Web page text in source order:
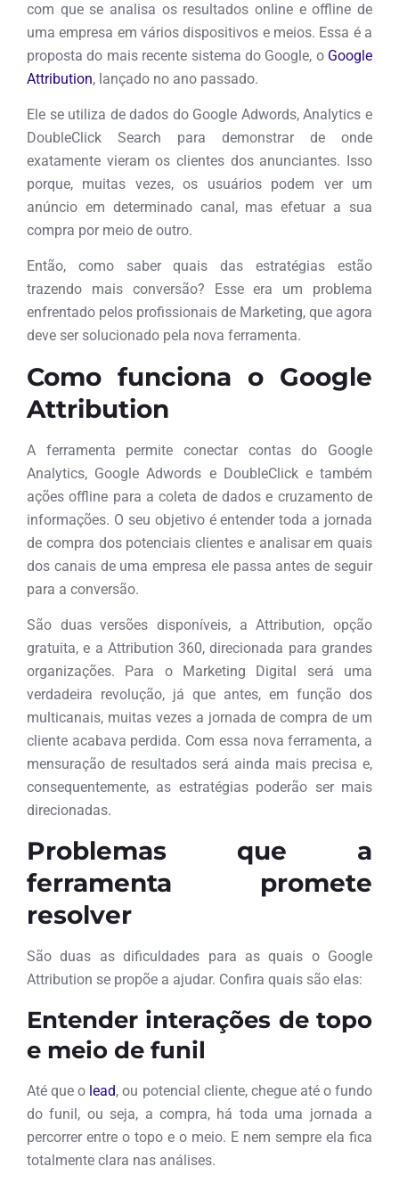
com que se analisa os resultados online e offline de
uma empresa em vários dispositivos e meios. Essa é a
proposta do mais recente sistema do Google, o Google
Attribution, lançado no ano passado.
Ele se utiliza de dados do Google Adwords, Analytics e
DoubleClick Search para demonstrar de onde
exatamente vieram os clientes dos anunciantes. Isso
porque, muitas vezes, os usuários podem ver um
anúncio em determinado canal, mas efetuar a sua
compra por meio de outro.
Então, como saber quais das estratégias estão
trazendo mais conversão? Esse era um problema
enfrentado pelos profissionais de Marketing, que agora
deve ser solucionado pela nova ferramenta.
Como funciona o Google
Attribution
A ferramenta permite conectar contas do Google
Analytics, Google Adwords e DoubleClick e também
ações offline para a coleta de dados e cruzamento de
informações. O seu objetivo é entender toda a jornada
de compra dos potenciais clientes e analisar em quais
dos canais de uma empresa ele passa antes de seguir
para a conversão.
São duas versões disponíveis, a Attribution, opção
gratuita, e a Attribution 360, direcionada para grandes
organizações. Para o Marketing Digital será uma
verdadeira revolução, já que antes, em função dos
multicanais, muitas vezes a jornada de compra de um
cliente acabava perdida. Com essa nova ferramenta, a
mensuração de resultados será ainda mais precisa e,
consequentemente, as estratégias poderão ser mais
direcionadas.
Problemas que a
ferramenta promete
resolver
São duas as dificuldades para as quais o Google
Attribution se propõe a ajudar. Confira quais são elas:
Entender interações de topo
e meio de funil
Até que o lead, ou potencial cliente, chegue até o fundo
do funil, ou seja, a compra, há toda uma jornada a
percorrer entre o topo e o meio. E nem sempre ela fica
totalmente clara nas análises.